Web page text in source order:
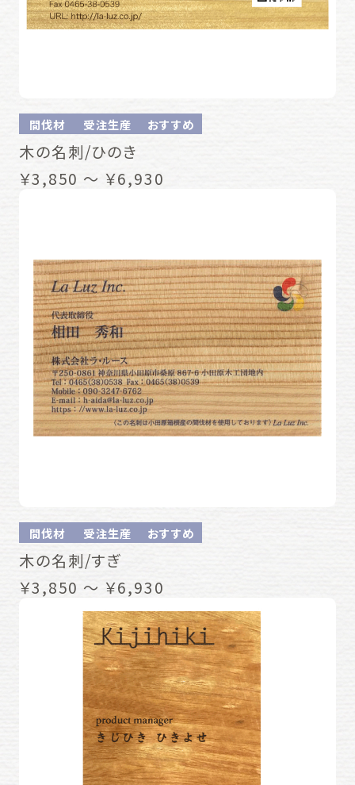
間伐材 受注生産 おすすめ
木の名刺/ひのき
￥3,850 ～ ￥6,930
間伐材 受注生産 おすすめ
木の名刺/すぎ
￥3,850 ～ ￥6,930